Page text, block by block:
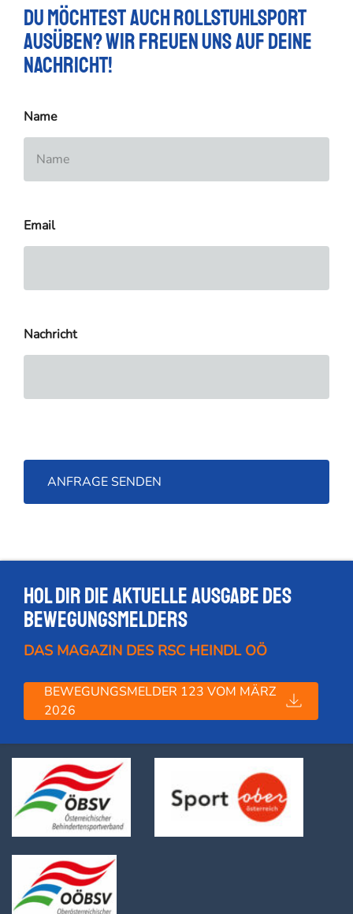
Du möchtest auch Rollstuhlsport
ausüben? Wir freuen uns auf deine
Nachricht!
Name
Email
Nachricht
Hol dir die Aktuelle Ausgabe des
Bewegungsmelders
DAS MAGAZIN DES RSC HEINDL OÖ
BEWEGUNGSMELDER 123 VOM MÄRZ
2026